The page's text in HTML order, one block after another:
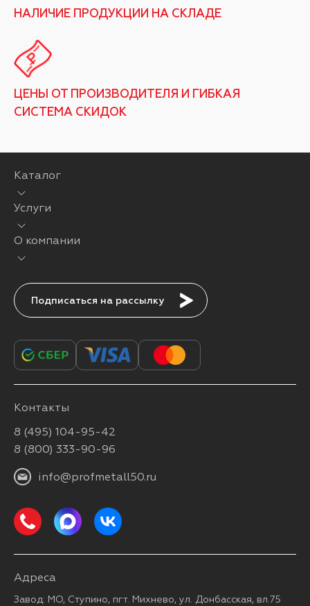
НАЛИЧИЕ ПРОДУКЦИИ НА СКЛАДЕ
ЦЕНЫ ОТ ПРОИЗВОДИТЕЛЯ И ГИБКАЯ
СИСТЕМА СКИДОК
Каталог
Услуги
О компании
Подписаться
Контакты
8 (495) 104-95-42
8 (800) 333-90-96
info@profmetall50.ru
Адреса
Завод: МО, Ступино, пгт. Михнево, ул. Донбасская, вл.75